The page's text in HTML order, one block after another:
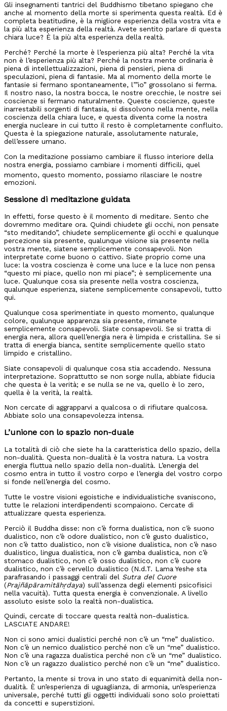
Gli insegnamenti tantrici del Buddhismo tibetano spiegano che
anche al momento della morte si sperimenta questa realtà. Ed è
completa beatitudine, è la migliore esperienza della vostra vita e
la più alta esperienza della realtà. Avete sentito parlare di questa
chiara luce? È la più alta esperienza della realtà.
Perché? Perché la morte è l’esperienza più alta? Perché la vita
non è l’esperienza più alta? Perché la nostra mente ordinaria è
piena di intellettualizzazioni, piena di pensieri, piena di
speculazioni, piena di fantasie. Ma al momento della morte le
fantasie si fermano spontaneamente, l’”io” grossolano si ferma.
Il nostro naso, la nostra bocca, le nostre orecchie, le nostre sei
coscienze si fermano naturalmente. Queste coscienze, queste
inarrestabili sorgenti di fantasia, si dissolvono nella mente, nella
coscienza della chiara luce, e questa diventa come la nostra
energia nucleare in cui tutto il resto è completamente confluito.
Questa è la spiegazione naturale, assolutamente naturale,
dell’essere umano.
Con la meditazione possiamo cambiare il flusso interiore della
nostra energia, possiamo cambiare i momenti difficili, quel
momento, questo momento, possiamo rilasciare le nostre
emozioni.
Sessione di meditazione guidata
In effetti, forse questo è il momento di meditare. Sento che
dovremmo meditare ora. Quindi chiudete gli occhi, non pensate
“sto meditando”, chiudete semplicemente gli occhi e qualunque
percezione sia presente, qualunque visione sia presente nella
vostra mente, siatene semplicemente consapevoli. Non
interpretate come buono o cattivo. Siate proprio come una
luce: la vostra coscienza è come una luce e la luce non pensa
“questo mi piace, quello non mi piace”; è semplicemente una
luce. Qualunque cosa sia presente nella vostra coscienza,
qualunque esperienza, siatene semplicemente consapevoli, tutto
qui.
Qualunque cosa sperimentiate in questo momento, qualunque
colore, qualunque apparenza sia presente, rimanete
semplicemente consapevoli. Siate consapevoli. Se si tratta di
energia nera, allora quell’energia nera è limpida e cristallina. Se si
tratta di energia bianca, sentite semplicemente quello stato
limpido e cristallino.
Siate consapevoli di qualunque cosa stia accadendo. Nessuna
interpretazione. Soprattutto se non sorge nulla, abbiate fiducia
che questa è la verità; e se nulla se ne va, quello è lo zero,
quella è la verità, la realtà.
Non cercate di aggrapparvi a qualcosa o di rifiutare qualcosa.
Abbiate solo una consapevolezza intensa.
L’unione con lo spazio non-duale
La totalità di ciò che siete ha la caratteristica dello spazio, della
non-dualità. Questa non-dualità è la vostra natura. La vostra
energia fluttua nello spazio della non-dualità. L’energia del
cosmo entra in tutto il vostro corpo e l’energia del vostro corpo
si fonde nell’energia del cosmo.
Tutte le vostre visioni egoistiche e individualistiche svaniscono,
tutte le relazioni interdipendenti scompaiono. Cercate di
attualizzare questa esperienza.
Perciò il Buddha disse: non c’è forma dualistica, non c’è suono
dualistico, non c’è odore dualistico, non c’è gusto dualistico,
non c’è tatto dualistico, non c’è visione dualistica, non c’è naso
dualistico, lingua dualistica, non c’è gamba dualistica, non c’è
stomaco dualistico, non c’è osso dualistico, non c’è cuore
dualistico, non c’è cervello dualistico (N.d.T. Lama Yeshe sta
parafrasando i passaggi centrali del Sutra del Cuore
(Prajñāpāramitāhṛdaya) sull’assenza degli elementi psicofisici
nella vacuità). Tutta questa energia è convenzionale. A livello
assoluto esiste solo la realtà non-dualistica.
Quindi, cercate di toccare questa realtà non-dualistica.
LASCIATE ANDARE!
Non ci sono amici dualistici perché non c’è un “me” dualistico.
Non c’è un nemico dualistico perché non c’è un “me” dualistico.
Non c’è una ragazza dualistica perché non c’è un “me” dualistico.
Non c’è un ragazzo dualistico perché non c’è un “me” dualistico.
Pertanto, la mente si trova in uno stato di equanimità della non-
dualità. È un’esperienza di uguaglianza, di armonia, un’esperienza
universale, perché tutti gli oggetti individuali sono solo proiettati
da concetti e superstizioni.